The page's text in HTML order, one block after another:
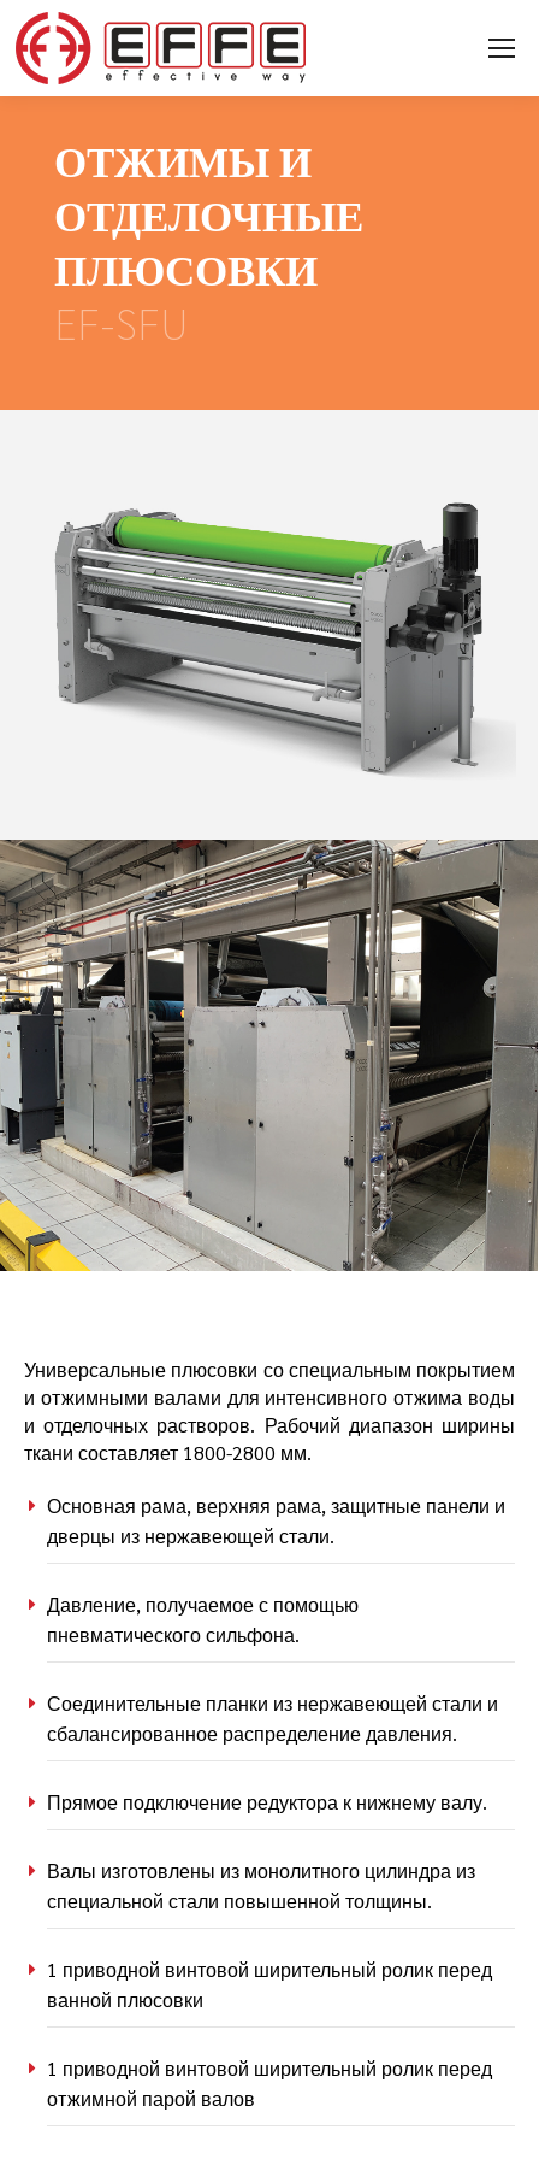
ОТЖИМЫ И
ОТДЕЛОЧНЫЕ
ПЛЮСОВКИ
EF-SFU
Универсальные плюсовки со специальным покрытием
и отжимными валами для интенсивного отжима воды
и отделочных растворов. Рабочий диапазон ширины
ткани составляет 1800-2800 мм.
Основная рама, верхняя рама, защитные панели и
дверцы из нержавеющей стали.
Давление, получаемое с помощью
пневматического сильфона.
Соединительные планки из нержавеющей стали и
сбалансированное распределение давления.
Прямое подключение редуктора к нижнему валу.
Валы изготовлены из монолитного цилиндра из
специальной стали повышенной толщины.
1 приводной винтовой ширительный ролик перед
ванной плюсовки
1 приводной винтовой ширительный ролик перед
отжимной парой валов